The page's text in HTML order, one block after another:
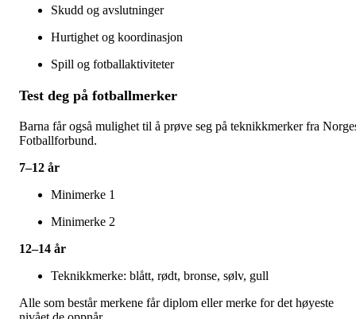
Skudd og avslutninger
Hurtighet og koordinasjon
Spill og fotballaktiviteter
Test deg på fotballmerker
Barna får også mulighet til å prøve seg på teknikkmerker fra
Fotballforbund.
7–12 år
Minimerke 1
Minimerke 2
12–14 år
Teknikkmerke: blått, rødt, bronse, sølv, gull
Alle som består merkene får diplom eller merke for det høyeste